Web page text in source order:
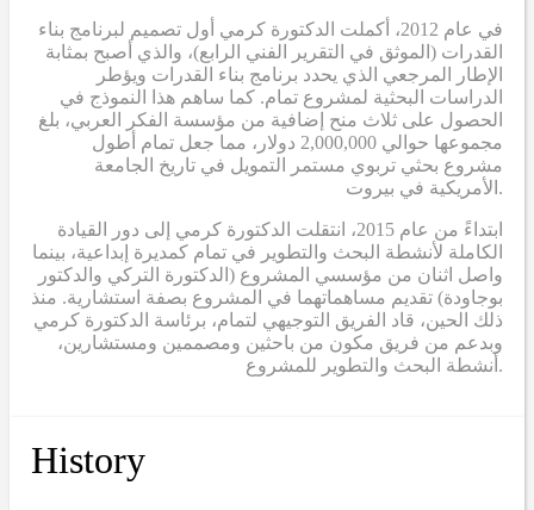
في عام 2012، أكملت الدكتورة كرمي أول تصميم لبرنامج بناء
القدرات (الموثق في التقرير الفني الرابع)، والذي أصبح بمثابة
الإطار المرجعي الذي يحدد برنامج بناء القدرات ويؤطر
الدراسات البحثية لمشروع تمام. كما ساهم هذا النموذج في
الحصول على ثلاث منح إضافية من مؤسسة الفكر العربي، بلغ
مجموعها حوالي 2,000,000 دولار، مما جعل تمام أطول
مشروع بحثي تربوي مستمر التمويل في تاريخ الجامعة
الأمريكية في بيروت.
ابتداءً من عام 2015، انتقلت الدكتورة كرمي إلى دور القيادة
الكاملة لأنشطة البحث والتطوير في تمام كمديرة إبداعية، بينما
واصل اثنان من مؤسسي المشروع (الدكتورة التركي والدكتور
بوجاودة) تقديم مساهماتهما في المشروع بصفة استشارية. منذ
ذلك الحين، قاد الفريق التوجيهي لتمام، برئاسة الدكتورة كرمي
وبدعم من فريق مكون من باحثين ومصممين ومستشارين،
أنشطة البحث والتطوير للمشروع.
History